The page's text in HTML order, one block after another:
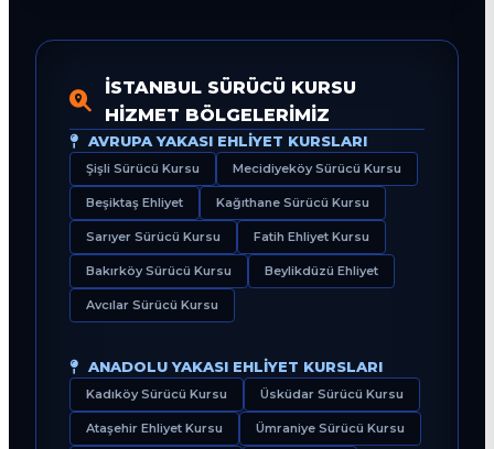
İSTANBUL SÜRÜCÜ KURSU
HIZMET BÖLGELERIMIZ
AVRUPA YAKASI EHLIYET KURSLARI
Şişli Sürücü Kursu Mecidiyeköy Sürücü Kursu
Beşiktaş Ehliyet Kağıthane Sürücü Kursu
Sarıyer Sürücü Kursu Fatih Ehliyet Kursu
Bakırköy Sürücü Kursu Beylikdüzü Ehliyet
Avcılar Sürücü Kursu
ANADOLU YAKASI EHLIYET KURSLARI
Kadıköy Sürücü Kursu Üsküdar Sürücü Kursu
Ataşehir Ehliyet Kursu Ümraniye Sürücü Kursu